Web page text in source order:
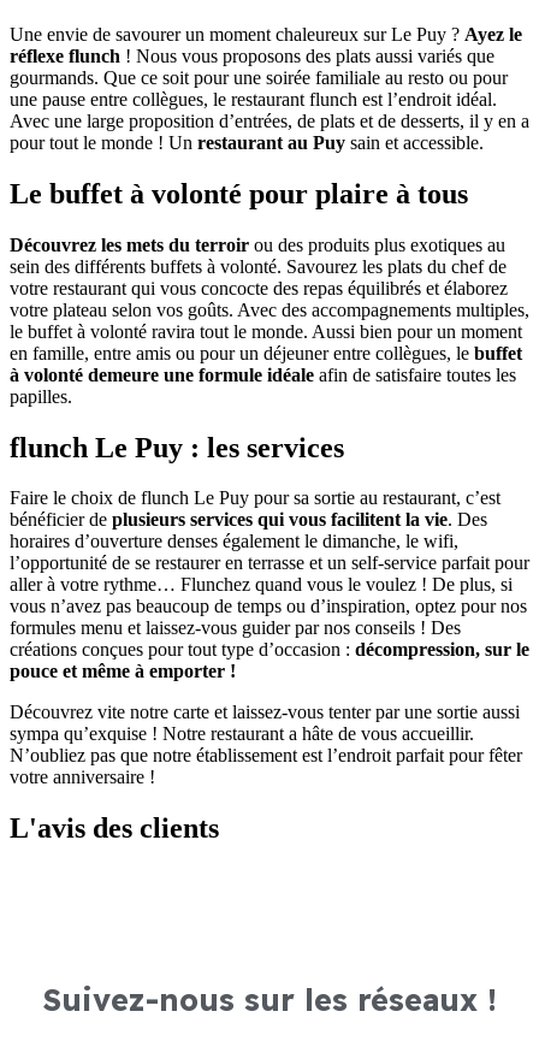
Une envie de savourer un moment chaleureux sur Le Puy ? Ayez le
réflexe flunch ! Nous vous proposons des plats aussi variés que
gourmands. Que ce soit pour une soirée familiale au resto ou pour
une pause entre collègues, le restaurant flunch est l’endroit idéal.
Avec une large proposition d’entrées, de plats et de desserts, il y en a
pour tout le monde ! Un restaurant au Puy sain et accessible.
Le buffet à volonté pour plaire à tous
Découvrez les mets du terroir ou des produits plus exotiques au
sein des différents buffets à volonté. Savourez les plats du chef de
votre restaurant qui vous concocte des repas équilibrés et élaborez
votre plateau selon vos goûts. Avec des accompagnements multiples,
le buffet à volonté ravira tout le monde. Aussi bien pour un moment
en famille, entre amis ou pour un déjeuner entre collègues, le buffet
à volonté demeure une formule idéale afin de satisfaire toutes les
papilles.
flunch Le Puy : les services
Faire le choix de flunch Le Puy pour sa sortie au restaurant, c’est
bénéficier de plusieurs services qui vous facilitent la vie. Des
horaires d’ouverture denses également le dimanche, le wifi,
l’opportunité de se restaurer en terrasse et un self-service parfait pour
aller à votre rythme… Flunchez quand vous le voulez ! De plus, si
vous n’avez pas beaucoup de temps ou d’inspiration, optez pour nos
formules menu et laissez-vous guider par nos conseils ! Des
créations conçues pour tout type d’occasion : décompression, sur le
pouce et même à emporter !
Découvrez vite notre carte et laissez-vous tenter par une sortie aussi
sympa qu’exquise ! Notre restaurant a hâte de vous accueillir.
N’oubliez pas que notre établissement est l’endroit parfait pour fêter
votre anniversaire !
L'avis des clients
Suivez-nous sur les réseaux !